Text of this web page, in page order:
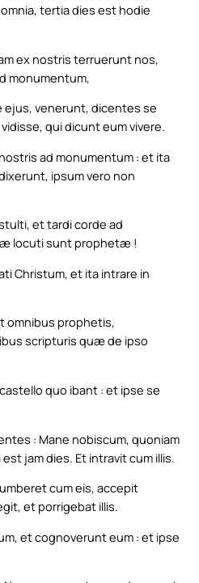
tertia dies est hodie
ex nostris terruerunt nos,
monumentum,
venerunt, dicentes se
qui dicunt eum vivere.
ad monumentum : et ita
ipsum vero non
et tardi corde ad
locuti sunt prophetæ !
Christum, et ita intrare in
omnibus prophetis,
scripturis quæ de ipso
quo ibant : et ipse se
: Mane nobiscum, quoniam
jam dies. Et intravit cum illis.
cum eis, accepit
et porrigebat illis.
et cognoverunt eum : et ipse